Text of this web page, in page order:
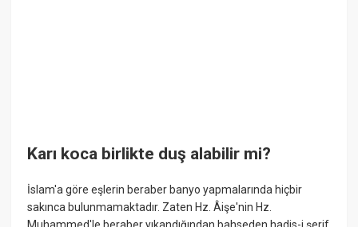
Karı koca birlikte duş alabilir mi?
İslam'a göre eşlerin beraber banyo yapmalarında hiçbir
sakınca bulunmamaktadır. Zaten Hz. Âişe'nin Hz.